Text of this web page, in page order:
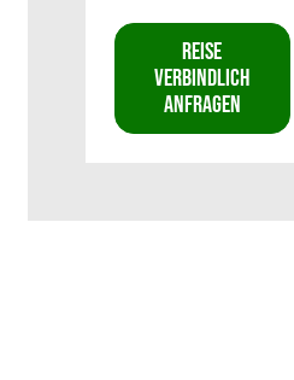
REISE
VERBINDLICH
ANFRAGEN